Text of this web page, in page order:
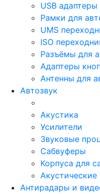
USB
Рамки для
UMS
ISO
Разъёмы для
Адаптеры
Антенны для
Автозвук
Акустика
Усилители
Звуковые
Сабвуферы
Корпуса для
Антирадары и